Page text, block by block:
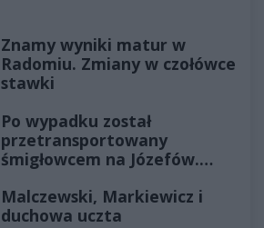
Znamy wyniki matur w
Radomiu. Zmiany w czołówce
stawki
Po wypadku został
przetransportowany
śmigłowcem na Józefów.
Malczewski, Markiewicz i
duchowa uczta